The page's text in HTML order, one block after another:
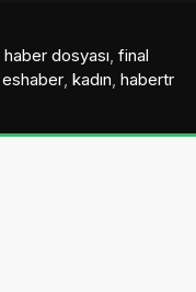
haber dosyası, final
eshaber, kadın, habertr